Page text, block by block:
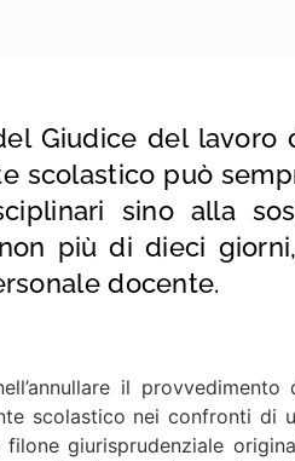
Giudice del lavoro
scolastico può
sino alla
più di dieci
docente.
il provvedimento
scolastico nei confronti di
giurisprudenziale